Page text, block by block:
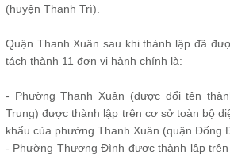
(huyện Thanh Trì).
Quận Thanh Xuân sau khi thành lập đã
tách thành 11 đơn vị hành chính là:
- Phường Thanh Xuân (được đổi tên
Trung) được thành lập trên cơ sở toàn bộ
khẩu của phường Thanh Xuân (quận Đống
- Phường Thượng Đình được thành lập